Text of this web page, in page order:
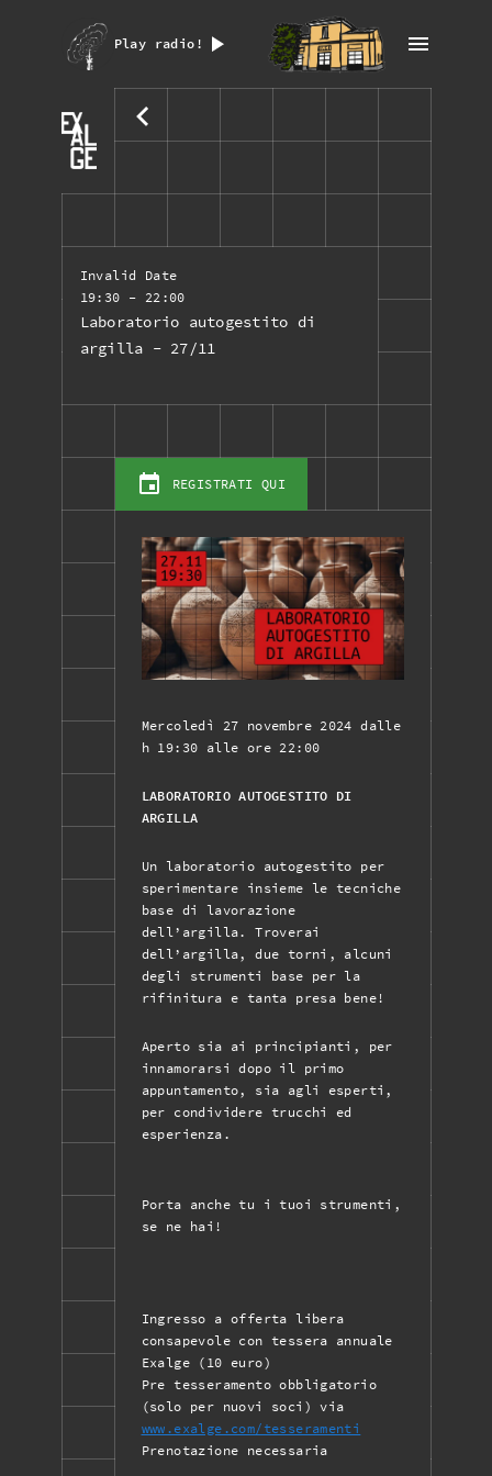
Play radio!
Invalid Date
19:30 - 22:00
Laboratorio autogestito di
argilla - 27/11
REGISTRATI QUI
Mercoledì 27 novembre 2024 dalle
h 19:30 alle ore 22:00
LABORATORIO AUTOGESTITO DI
ARGILLA
Un laboratorio autogestito per
sperimentare insieme le tecniche
base di lavorazione
dell’argilla. Troverai
dell’argilla, due torni, alcuni
degli strumenti base per la
rifinitura e tanta presa bene!
Aperto sia ai principianti, per
innamorarsi dopo il primo
appuntamento, sia agli esperti,
per condividere trucchi ed
esperienza.
Porta anche tu i tuoi strumenti,
se ne hai!
Ingresso a offerta libera
consapevole con tessera annuale
Exalge (10 euro)
Pre tesseramento obbligatorio
(solo per nuovi soci) via
www.exalge.com/tesseramenti
Prenotazione necessaria